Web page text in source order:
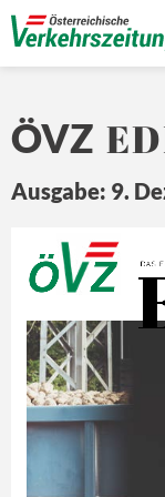
ÖVZ
Ausgabe: 9.
Z
Ö DAS